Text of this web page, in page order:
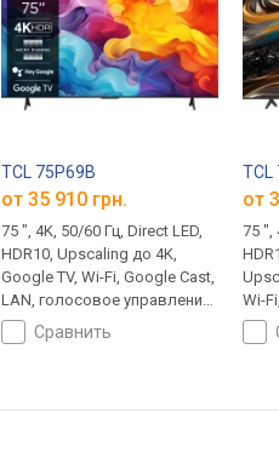
TCL 75P69B
от 35 910 грн.
75 ", 4K, 50/60 Гц, Direct LED,
HDR10, Upscaling до 4K,
Google TV, Wi-Fi, Google Cast,
LAN, голосовое управление,
ассистент, T2-тюнер
сравнить
TCL
от
75 ",
Wi-